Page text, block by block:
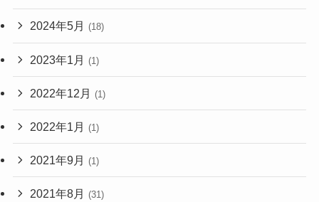
2024年5月 (18)
2023年1月 (1)
2022年12月 (1)
2022年1月 (1)
2021年9月 (1)
2021年8月 (31)